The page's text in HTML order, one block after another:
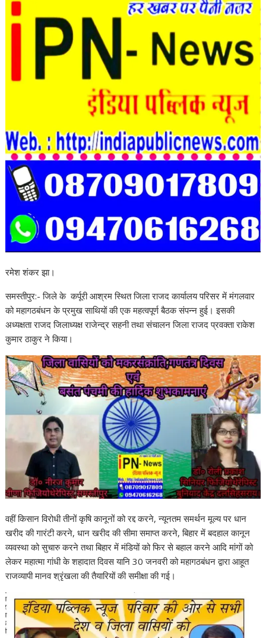
रमेश शंकर झा।
समस्तीपुर:- जिले के कर्पूरी आश्रम स्थित जिला राजद कार्यालय परिसर में मंगलवार
को महागठबंधन के प्रमुख साथियों की एक महत्वपूर्ण बैठक संपन्न हुई। इसकी
अध्यक्षता राजद जिलाध्यक्ष राजेन्द्र सहनी तथा संचालन जिला राजद प्रवक्ता राकेश
कुमार ठाकुर ने किया।
वहीं किसान विरोधी तीनों कृषि कानूनों को रद्द करने, न्यूनतम समर्थन मूल्य पर धान
खरीद की गारंटी करने, धान खरीद की सीमा समाप्त करने, बिहार में बदहाल कानून
व्यवस्था को सुचारु करने तथा बिहार में मंडियों को फिर से बहाल करने आदि मांगों को
लेकर महात्मा गांधी के शहादात दिवस यानि 30 जनवरी को महागठबंधन द्वारा आहूत
राजव्यापी मानव श्रृंखला की तैयारियों की समीक्षा की गई।